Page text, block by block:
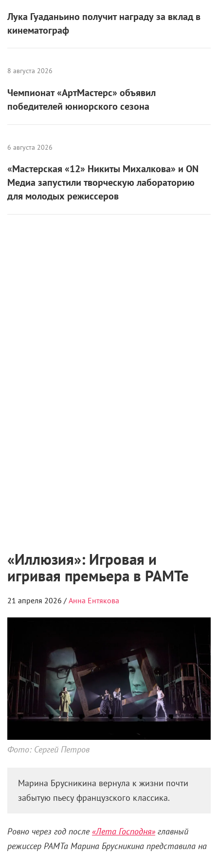
Лука Гуаданьино получит награду за вклад в
кинематограф
8 августа 2026
Чемпионат «АртМастерс» объявил
победителей юниорского сезона
6 августа 2026
«Мастерская «12» Никиты Михалкова» и ON
Медиа запустили творческую лабораторию
для молодых режиссеров
«Иллюзия»: Игровая и
игривая премьера в РАМТе
21 апреля 2026 / Анна Ентякова
Фото: Сергей Петров
Марина Брусникина вернула к жизни почти
забытую пьесу французского классика.
Ровно через год после«Лета Господня» главный
режиссер РАМТа Марина Брусникина представила на